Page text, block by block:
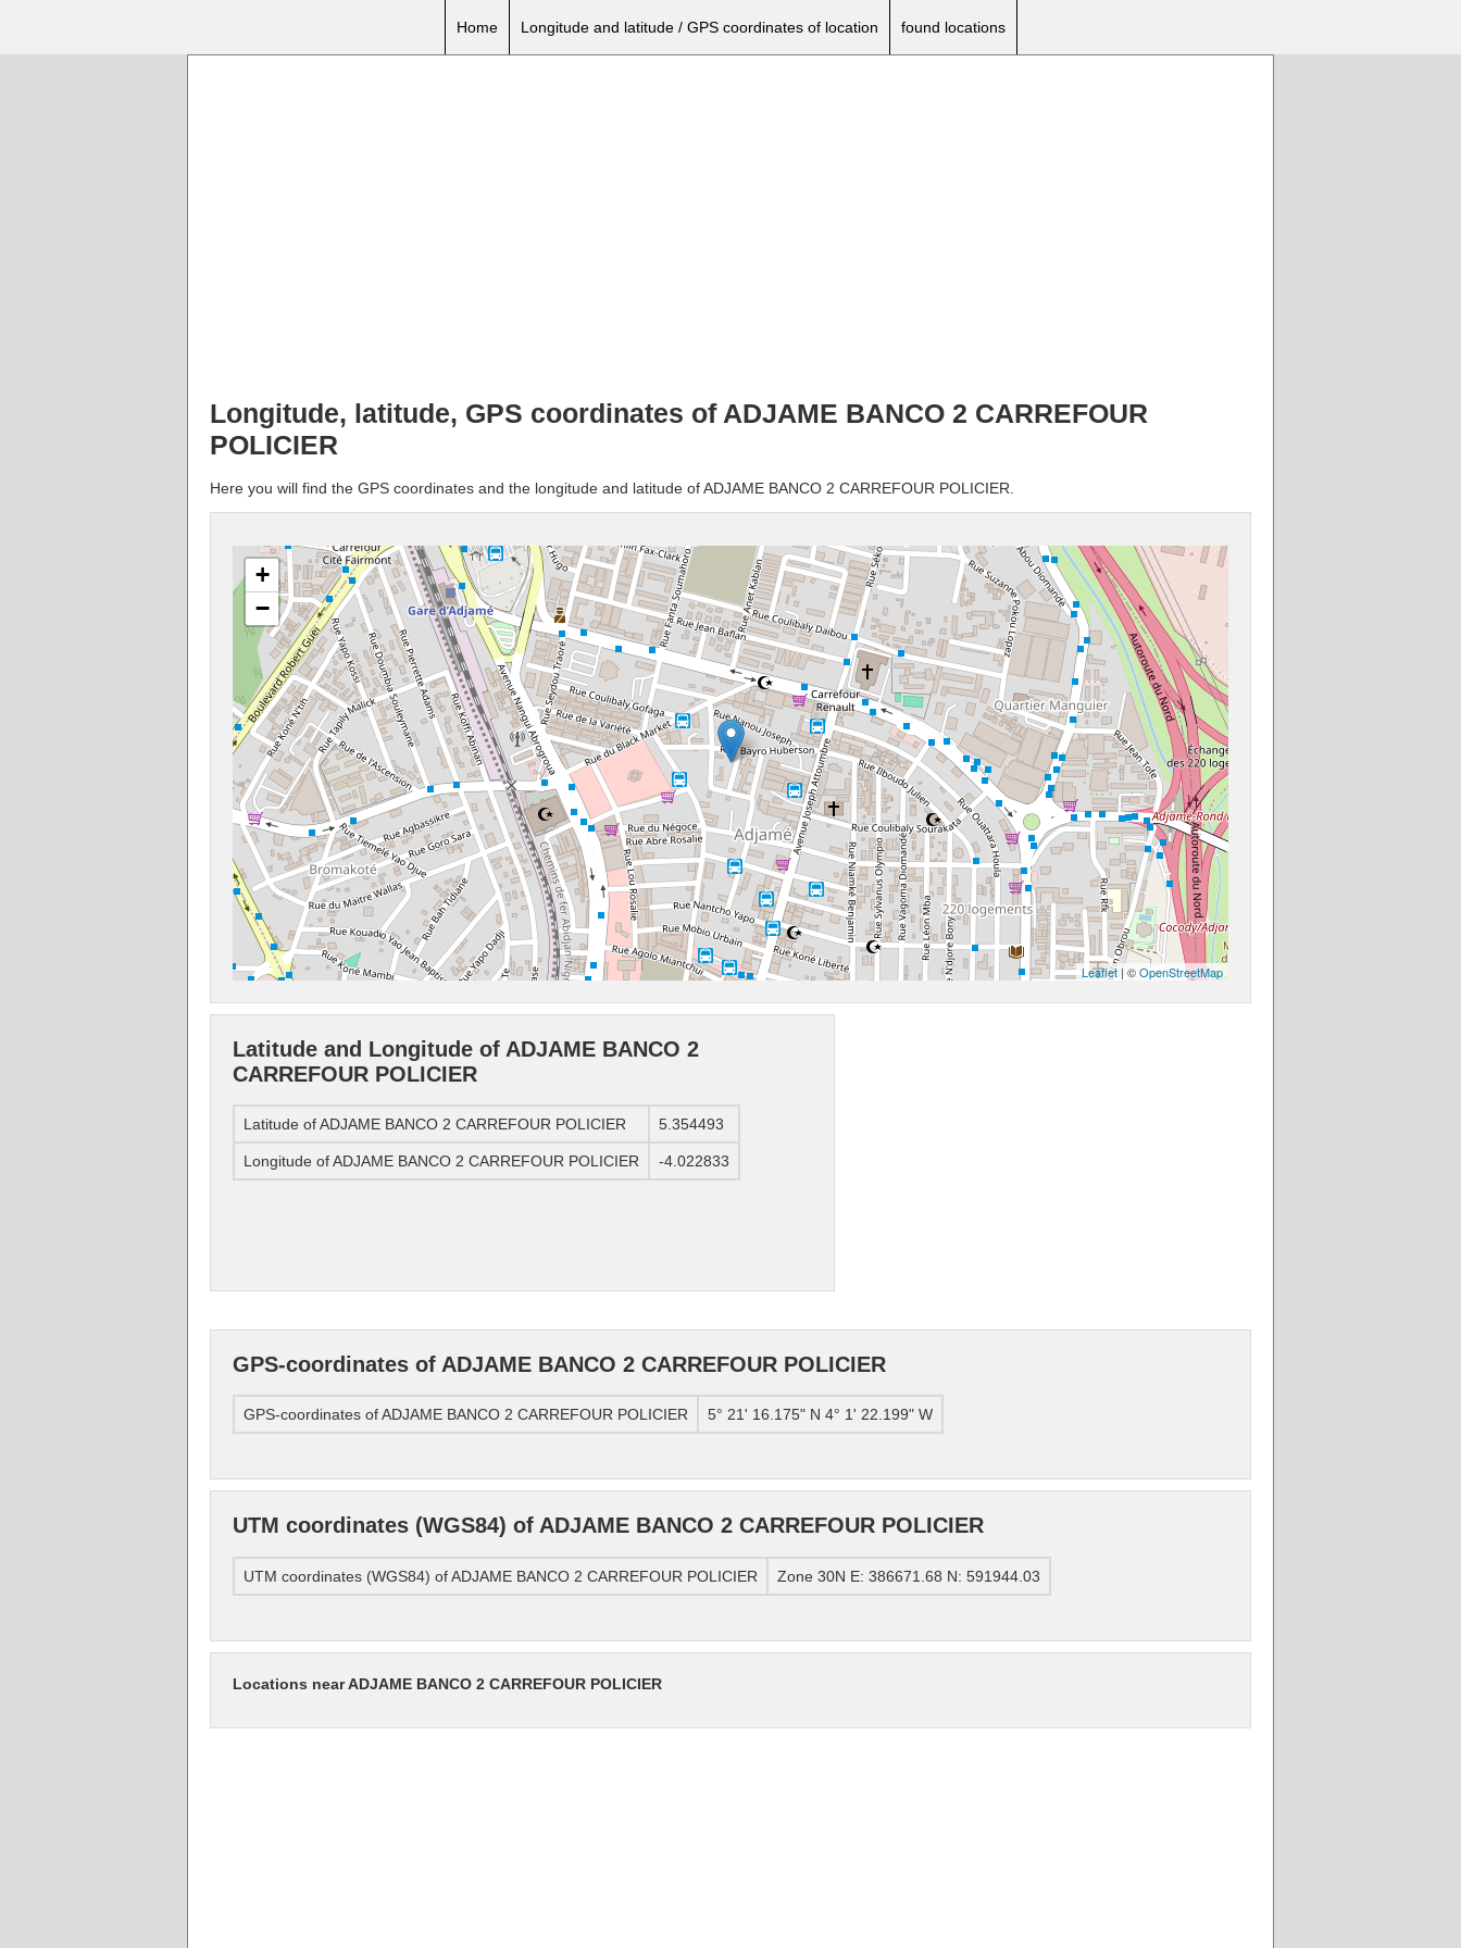
Home Longitude and latitude / GPS coordinates of location found locations
Longitude, latitude, GPS coordinates of ADJAME BANCO 2 CARREFOUR
POLICIER
Here you will find the GPS coordinates and the longitude and latitude of ADJAME BANCO 2 CARREFOUR POLICIER.
+
−
Leaflet| ©OpenStreetMap
Latitude and Longitude of ADJAME BANCO 2
CARREFOUR POLICIER
Latitude of ADJAME BANCO 2 CARREFOUR POLICIER 5.354493
Longitude of ADJAME BANCO 2 CARREFOUR POLICIER -4.022833
GPS-coordinates of ADJAME BANCO 2 CARREFOUR POLICIER
GPS-coordinates of ADJAME BANCO 2 CARREFOUR POLICIER 5° 21' 16.175" N 4° 1' 22.199" W
UTM coordinates (WGS84) of ADJAME BANCO 2 CARREFOUR POLICIER
UTM coordinates (WGS84) of ADJAME BANCO 2 CARREFOUR POLICIER Zone 30N E: 386671.68 N: 591944.03
Locations near ADJAME BANCO 2 CARREFOUR POLICIER